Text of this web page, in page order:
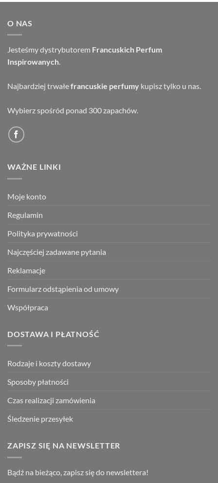
O NAS
Jesteśmy dystrybutorem Francuskich Perfum
Inspirowanych.
Najbardziej trwałefrancuskie perfumy kupisz tylko u nas.
Wybierz spośród ponad 300 zapachów.
WAŻNE LINKI
Moje konto
Regulamin
Polityka prywatności
Najczęściej zadawane pytania
Reklamacje
Formularz odstąpienia od umowy
Współpraca
DOSTAWA I PŁATNOŚĆ
Rodzaje i koszty dostawy
Sposoby płatności
Czas realizacji zamówienia
Śledzenie przesyłek
ZAPISZ SIĘ NA NEWSLETTER
Bądź na bieżąco, zapisz się do newslettera!